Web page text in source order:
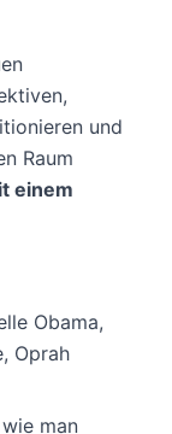
und
Raum
einem
Obama,
Oprah
man